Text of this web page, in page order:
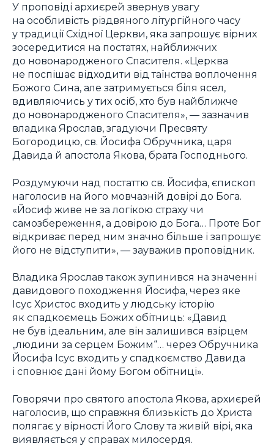
У проповіді архиєрей звернув увагу
на особливість різдвяного літургійного часу
у традиції Східної Церкви, яка запрошує вірних
зосередитися на постатях, найближчих
до новонародженого Спасителя. «Церква
не поспішає відходити від таїнства воплочення
Божого Сина, але затримується біля ясел,
вдивляючись у тих осіб, хто був найближче
до новонародженого Спасителя», — зазначив
владика Ярослав, згадуючи Пресвяту
Богородицю, св. Йосифа Обручника, царя
Давида й апостола Якова, брата Господнього.
Роздумуючи над постаттю св. Йосифа, єпископ
наголосив на його мовчазній довірі до Бога.
«Йосиф живе не за логікою страху чи
самозбереження, а довірою до Бога… Проте Бог
відкриває перед ним значно більше і запрошує
його не відступити», — зауважив проповідник.
Владика Ярослав також зупинився на значенні
давидового походження Йосифа, через яке
Ісус Христос входить у людську історію
як спадкоємець Божих обітниць: «Давид
не був ідеальним, але він залишився взірцем
„людини за серцем Божим“… через Обручника
Йосифа Ісус входить у спадкоємство Давида
і сповнює дані йому Богом обітниці».
Говорячи про святого апостола Якова, архиєрей
наголосив, що справжня близькість до Христа
полягає у вірності Його Слову та живій вірі, яка
виявляється у справах милосердя.